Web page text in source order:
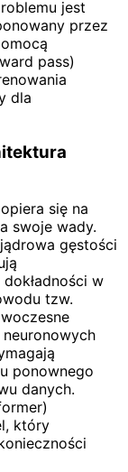
jest
przez
pass)
dla
się na
swoje wady.
gęstości
w
tzw.
ponownego
danych.
który